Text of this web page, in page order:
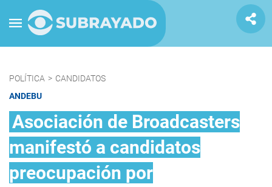
POLÍTICA > CANDIDATOS
ANDEBU
Asociación de Broadcasters
manifestó a candidatos
preocupación por